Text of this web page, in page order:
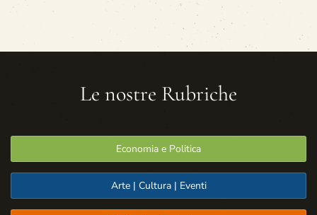
Le nostre Rubriche
Economia e Politica
Arte | Cultura | Eventi